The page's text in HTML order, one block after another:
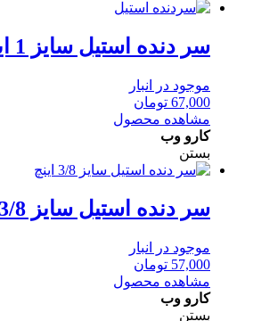
سر دنده استیل سایز 1 اینچ
موجود در انبار
67,000 تومان
مشاهده محصول
کارو وب
بستن
سر دنده استیل سایز 3/8 اینچ
موجود در انبار
57,000 تومان
مشاهده محصول
کارو وب
بستن